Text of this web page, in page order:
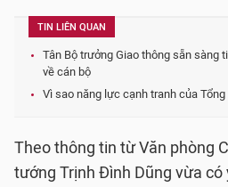
TIN LIÊN QUAN
Tân Bộ trưởng Giao thông sẵn sàng
về cán bộ
Vì sao năng lực cạnh tranh của
Theo thông tin từ Văn phòng
tướng Trịnh Đình Dũng vừa có